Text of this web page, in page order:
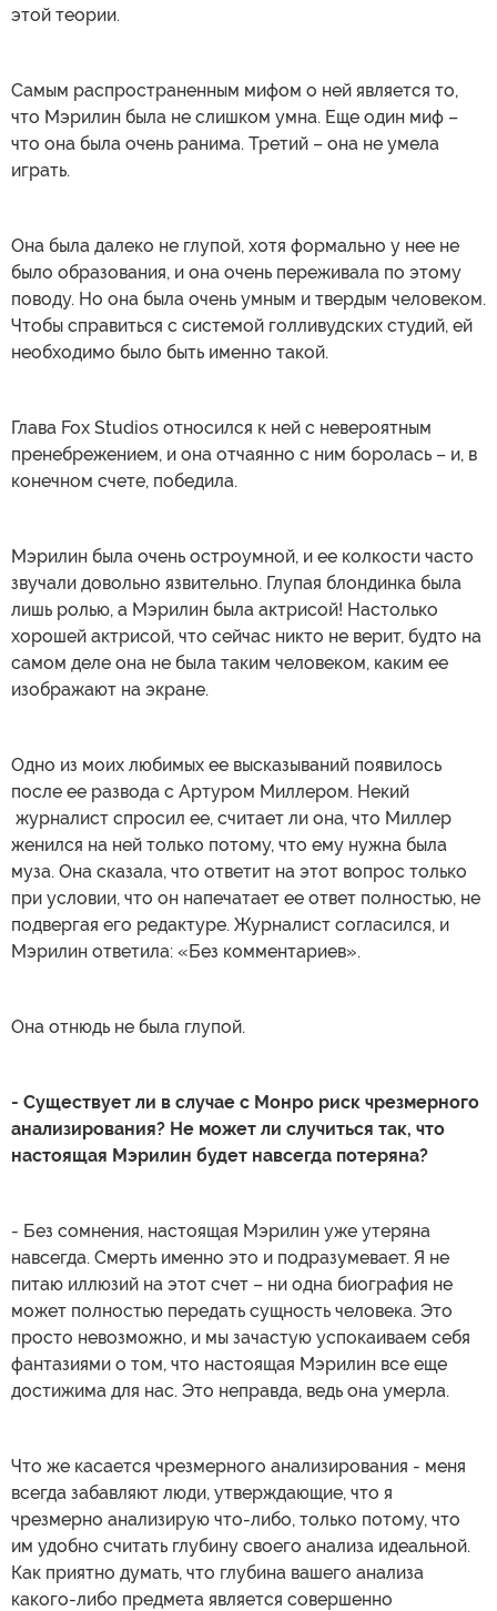
этой теории.
Самым распространенным мифом о ней является то,
что Мэрилин была не слишком умна. Еще один миф –
что она была очень ранима. Третий – она не умела
играть.
Она была далеко не глупой, хотя формально у нее не
было образования, и она очень переживала по этому
поводу. Но она была очень умным и твердым человеком.
Чтобы справиться с системой голливудских студий, ей
необходимо было быть именно такой.
Глава Fox Studios относился к ней с невероятным
пренебрежением, и она отчаянно с ним боролась – и, в
конечном счете, победила.
Мэрилин была очень остроумной, и ее колкости часто
звучали довольно язвительно. Глупая блондинка была
лишь ролью, а Мэрилин была актрисой! Настолько
хорошей актрисой, что сейчас никто не верит, будто на
самом деле она не была таким человеком, каким ее
изображают на экране.
Одно из моих любимых ее высказываний появилось
после ее развода с Артуром Миллером. Некий
журналист спросил ее, считает ли она, что Миллер
женился на ней только потому, что ему нужна была
муза. Она сказала, что ответит на этот вопрос только
при условии, что он напечатает ее ответ полностью, не
подвергая его редактуре. Журналист согласился, и
Мэрилин ответила: «Без комментариев».
Она отнюдь не была глупой.
- Существует ли в случае с Монро риск чрезмерного
анализирования? Не может ли случиться так, что
настоящая Мэрилин будет навсегда потеряна?
- Без сомнения, настоящая Мэрилин уже утеряна
навсегда. Смерть именно это и подразумевает. Я не
питаю иллюзий на этот счет – ни одна биография не
может полностью передать сущность человека. Это
просто невозможно, и мы зачастую успокаиваем себя
фантазиями о том, что настоящая Мэрилин все еще
достижима для нас. Это неправда, ведь она умерла.
Что же касается чрезмерного анализирования - меня
всегда забавляют люди, утверждающие, что я
чрезмерно анализирую что-либо, только потому, что
им удобно считать глубину своего анализа идеальной.
Как приятно думать, что глубина вашего анализа
какого-либо предмета является совершенно